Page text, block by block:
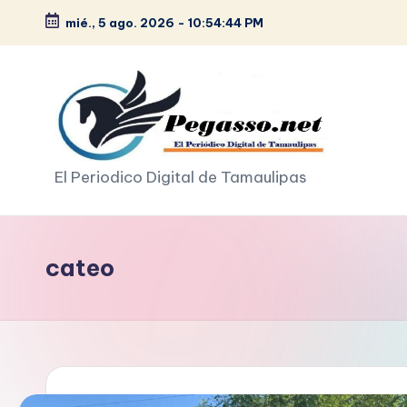
Saltar
contenido
mié., 5 ago. 2026 - 10:54:45 PM
p
e
g
s
o
El Periodico Digital de Tamaulipas
cateo